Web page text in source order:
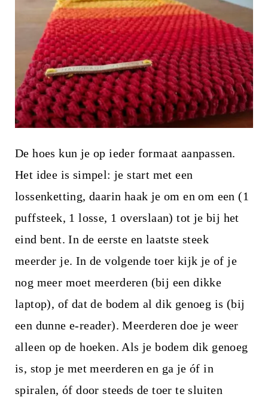
De hoes kun je op ieder formaat aanpassen.
Het idee is simpel: je start met een
lossenketting, daarin haak je om en om een (1
puffsteek, 1 losse, 1 overslaan) tot je bij het
eind bent. In de eerste en laatste steek
meerder je. In de volgende toer kijk je of je
nog meer moet meerderen (bij een dikke
laptop), of dat de bodem al dik genoeg is (bij
een dunne e-reader). Meerderen doe je weer
alleen op de hoeken. Als je bodem dik genoeg
is, stop je met meerderen en ga je óf in
spiralen, óf door steeds de toer te sluiten